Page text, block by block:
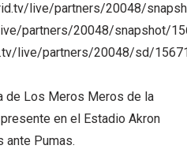
live/partners/20048/
partners/20048/snapshot/
live/partners/20048/sd/
de Los Meros Meros de la
en el Estadio Akron
ante Pumas.